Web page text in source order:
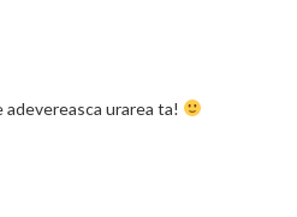
adevereasca urarea ta!